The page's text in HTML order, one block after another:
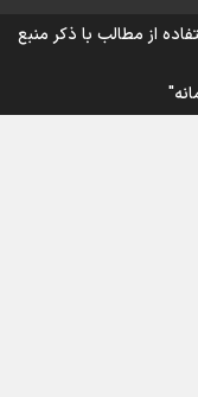
از مطالب با ذکر منبع